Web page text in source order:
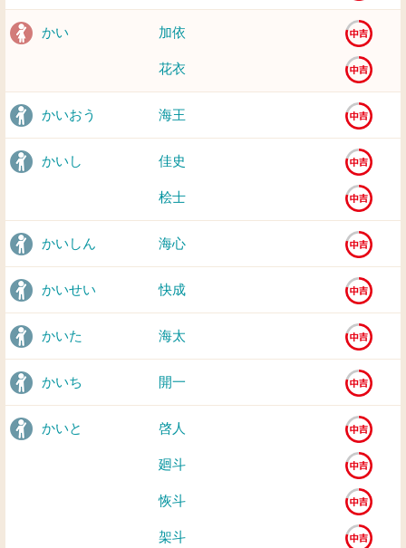
かい 加依
花衣
かいおう 海王
かいし 佳史
桧士
かいしん 海心
かいせい 快成
かいた 海太
かいち 開一
かいと 啓人
廻斗
恢斗
架斗